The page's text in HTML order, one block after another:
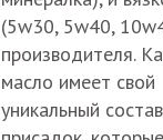
(5w30, 5w40,
производителя.
масло имеет свой
уникальный состав